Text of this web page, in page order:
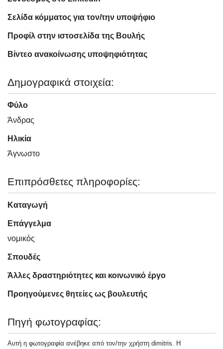
Σελίδα κόμματος για τον/την υποψήφιο
Προφίλ στην ιστοσελίδα της Βουλής
Βίντεο ανακοίνωσης υποψηφιότητας
Δημογραφικά στοιχεία:
Φύλο
Άνδρας
Ηλικία
Άγνωστo
Επιπρόσθετες πληροφορίες:
Καταγωγή
Επάγγελμα
νομικός
Σπουδές
Άλλες δραστηριότητες και κοινωνικό έργο
Προηγούμενες θητείες ως βουλευτής
Πηγή φωτογραφίας:
Αυτή η φωτογραφία ανέβηκε από τον/την χρήστη dimitris. Η